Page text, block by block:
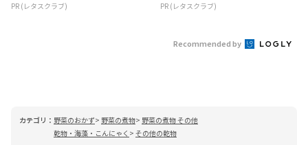
PR (レタスクラブ) PR (レタスクラブ)
Recommended by
カテゴリ： 野菜のおかず 野菜の煮物
野菜の煮物 その他
乾物・海藻・こんにゃく
その他の乾物